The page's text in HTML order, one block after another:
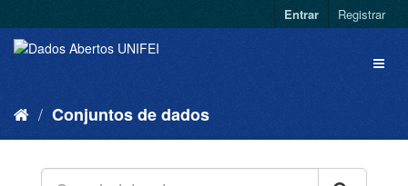
Entrar Registrar
Conjuntos de dados